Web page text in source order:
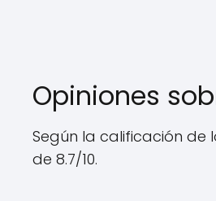
Opiniones
Según la calificación de
de 8.7/10.